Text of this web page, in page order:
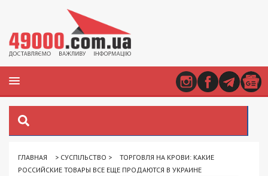
ГЛАВНАЯ > СУСПІЛЬСТВО >
ТОРГОВЛЯ НА КРОВИ: КАКИЕ
РОССИЙСКИЕ ТОВАРЫ ВСЕ ЕЩЕ ПРОДАЮТСЯ В УКРАИНЕ